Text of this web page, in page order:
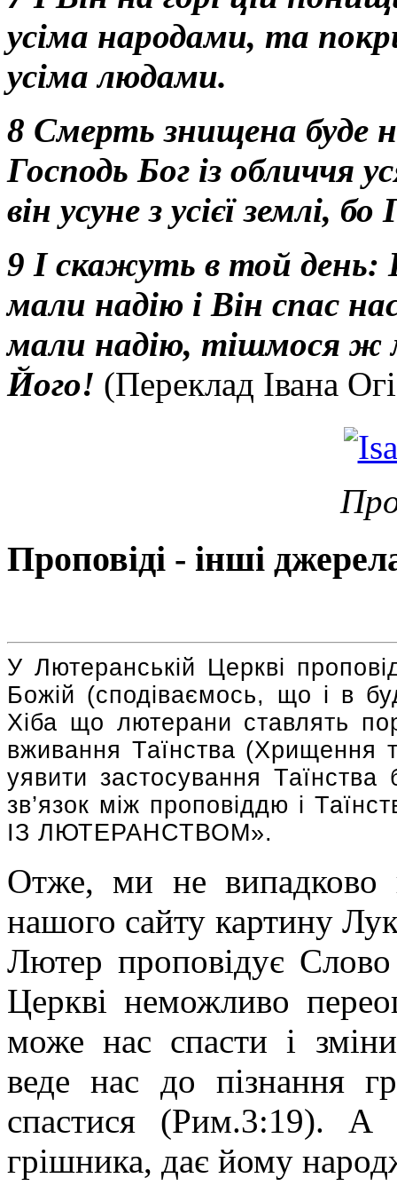
усіма народами, та
усіма людами.
8 Смерть знищена буде
Господь Бог із обличчя
він усуне з усієї землі,
9 І скажуть в той
мали надію і Він спас
мали надію, тішмося ж
Його! (Переклад Івана
Проповіді - інші
У Лютеранській Церкві
Божій (сподіваємось, що і в
Хіба що лютерани ставлять
вживання Таїнства (Хрищення
уявити застосування
зв’язок між проповіддю і
ІЗ ЛЮТЕРАНСТВОМ».
Отже, ми не випадково
нашого сайту картину
Лютер проповідує
Церкві неможливо
може нас спасти і
веде нас до пізнання
спастися (Рим.3:19). А
грішника, дає йому